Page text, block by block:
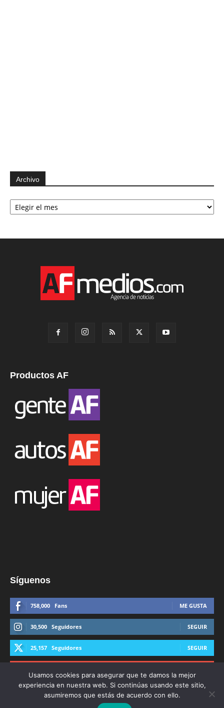
Archivo
Archivo
Productos AF
Síguenos
758,000 Fans ME GUSTA
30,500 Seguidores SEGUIR
25,157 Seguidores SEGUIR
Usamos cookies para asegurar que te damos la mejor
experiencia en nuestra web. Si continúas usando este sitio,
asumiremos que estás de acuerdo con ello.